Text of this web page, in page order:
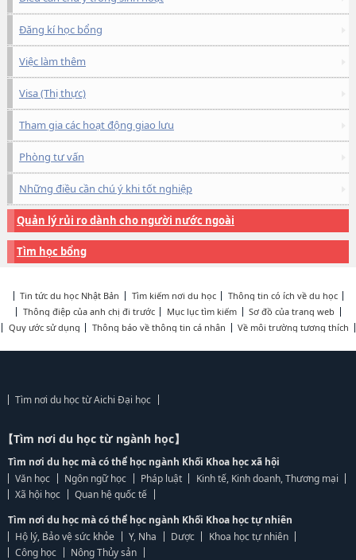
Đăng kí học bổng
Việc làm thêm
Visa (Thị thực)
Tham gia các hoạt động giao lưu
Phòng tư vấn
Những điều cần chú ý khi tốt nghiệp
Quản lý rủi ro dành cho người nước ngoài
Tìm học bổng
Tin tức du học Nhật Bản Tìm kiếm nơi du học
Thông tin có ích về du học
Thông điệp của anh chị đi trước
Mục lục tìm kiếm
Sơ đồ của trang web
Quy ước sử dụng
Thông báo về thông tin cá nhân Về môi trường tương thích
Tìm nơi du học từ Aichi Đại học
【Tìm nơi du học từ ngành học】
Tìm nơi du học mà có thể học ngành Khối Khoa học xã hội
Văn học
Ngôn ngữ học Pháp luật
Kinh tế, Kinh doanh, Thương mại
Xã hội học
Quan hệ quốc tế
Tìm nơi du học mà có thể học ngành Khối Khoa học tự nhiên
Hộ lý, Bảo vệ sức khỏe
Y, Nha Dược
Khoa học tự nhiên
Công học
Nông Thủy sản